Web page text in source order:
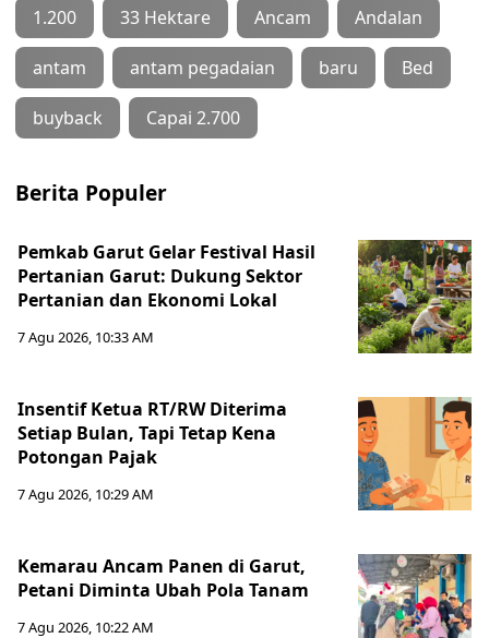
1.200 33 Hektare Ancam Andalan
antam antam pegadaian baru Bed
buyback Capai 2.700
Berita Populer
Pemkab Garut Gelar Festival Hasil
Pertanian Garut: Dukung Sektor
Pertanian dan Ekonomi Lokal
7 Agu 2026, 10:33 AM
Insentif Ketua RT/RW Diterima
Setiap Bulan, Tapi Tetap Kena
Potongan Pajak
7 Agu 2026, 10:29 AM
Kemarau Ancam Panen di Garut,
Petani Diminta Ubah Pola Tanam
7 Agu 2026, 10:22 AM